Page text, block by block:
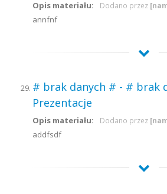
Dodano przez
Opis materiału:
annfnf
# brak danych # - # brak
Prezentacje
Dodano przez
Opis materiału:
addfsdf